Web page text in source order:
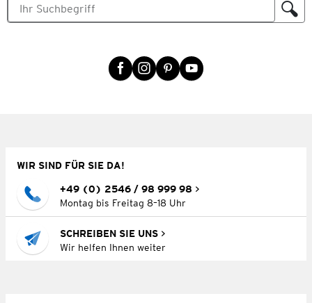
WIR SIND FÜR SIE DA!
+49 (0) 2546 / 98 999 98
Montag bis Freitag 8–18 Uhr
SCHREIBEN SIE UNS
Wir helfen Ihnen weiter